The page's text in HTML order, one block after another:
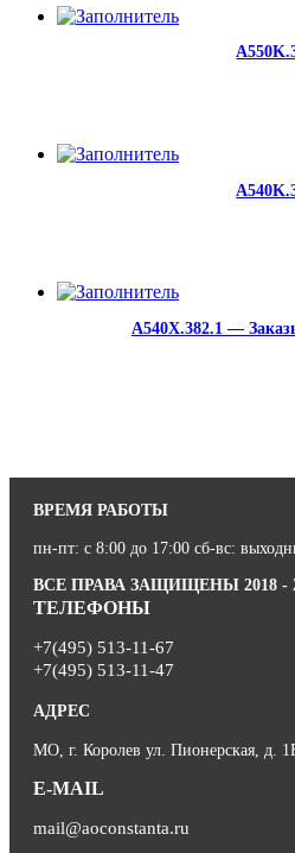
A540X.382.1 —
ВРЕМЯ РАБОТЫ
пн-пт: с 8:00 до 17:00 сб-вс:
ВСЕ ПРАВА ЗАЩИЩЕНЫ 2018 -
ТЕЛЕФОНЫ
+7(495) 513-11-67
+7(495) 513-11-47
АДРЕС
МО, г. Королев ул. Пионерская, д.
E-MAIL
mail@aoconstanta.ru